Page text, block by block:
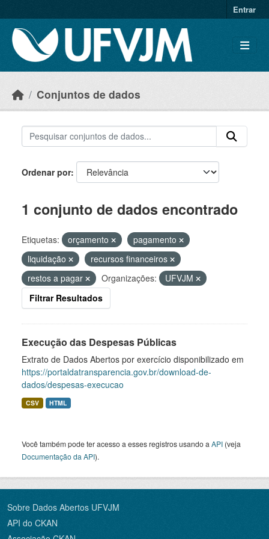
Entrar
Conjuntos de dados
Ordenar por
1 conjunto de dados encontrado
Etiquetas: orçamento
pagamento
liquidação
recursos financeiros
restos a pagar
Organizações:
UFVJM
Filtrar Resultados
Execução das Despesas Públicas
Extrato de Dados Abertos por exercício disponibilizado em
https://portaldatransparencia.gov.br/download-de-
dados/despesas-execucao
CSV HTML
Você também pode ter acesso a esses registros usando a API (veja
Documentação da API).
Sobre Dados Abertos UFVJM
API do CKAN